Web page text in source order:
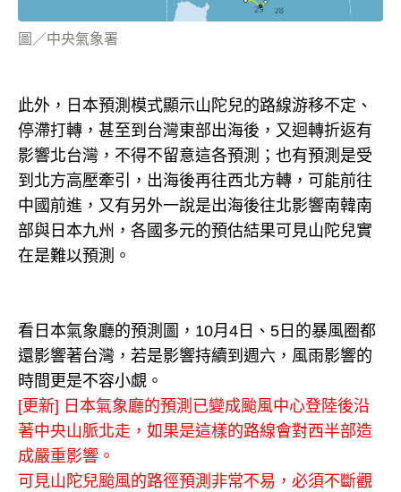
圖／中央氣象署
此外，日本預測模式顯示山陀兒的路線游移不定、
停滯打轉，甚至到台灣東部出海後，又迴轉折返有
影響北台灣，不得不留意這各預測；也有預測是受
到北方高壓牽引，出海後再往西北方轉，可能前往
中國前進，又有另外一說是出海後往北影響南韓南
部與日本九州，各國多元的預估結果可見山陀兒實
在是難以預測。
看日本氣象廳的預測圖，10月4日、5日的暴風圈都
還影響著台灣，若是影響持續到週六，風雨影響的
時間更是不容小覷。
[更新] 日本氣象廳的預測已變成颱風中心登陸後沿
著中央山脈北走，如果是這樣的路線會對西半部造
成嚴重影響。
可見山陀兒颱風的路徑預測非常不易，必須不斷觀